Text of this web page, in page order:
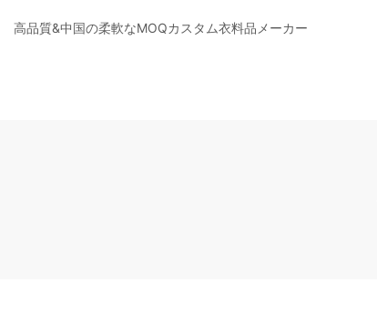
高品質&中国の柔軟なMOQカスタム衣料品メーカー